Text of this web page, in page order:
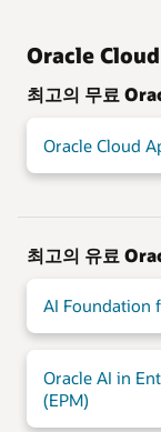
Oracle Cloud
최고의 무료
Oracle Cloud
최고의 유료
AI Foundation
Oracle AI in
(EPM)